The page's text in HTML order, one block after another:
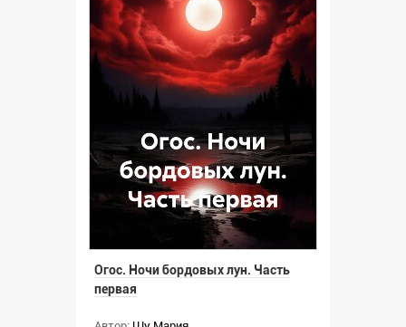
Огос. Ночи бордовых лун. Часть
первая